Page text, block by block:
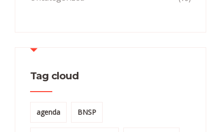
Tag cloud
agenda BNSP